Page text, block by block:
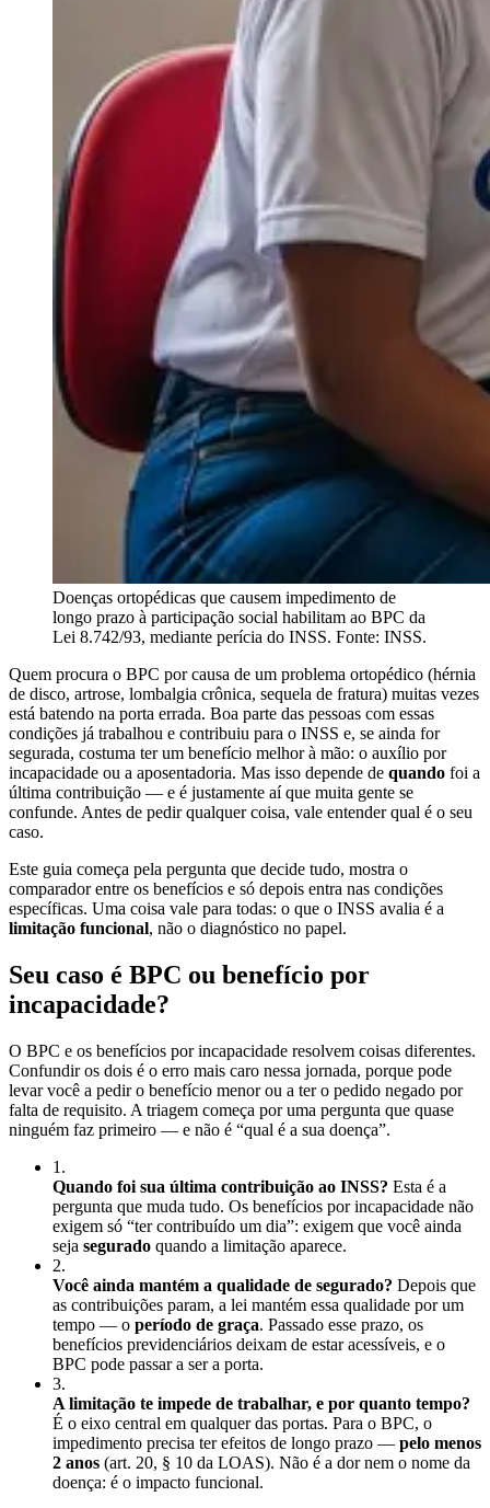
Doenças ortopédicas que causem impedimento de
longo prazo à participação social habilitam ao BPC da
Lei 8.742/93, mediante perícia do INSS. Fonte: INSS.
Quem procura o BPC por causa de um problema ortopédico (hérnia
de disco, artrose, lombalgia crônica, sequela de fratura) muitas vezes
está batendo na porta errada. Boa parte das pessoas com essas
condições já trabalhou e contribuiu para o INSS e, se ainda for
segurada, costuma ter um benefício melhor à mão: o auxílio por
incapacidade ou a aposentadoria. Mas isso depende de quando foi a
última contribuição — e é justamente aí que muita gente se
confunde. Antes de pedir qualquer coisa, vale entender qual é o seu
caso.
Este guia começa pela pergunta que decide tudo, mostra o
comparador entre os benefícios e só depois entra nas condições
específicas. Uma coisa vale para todas: o que o INSS avalia é a
limitação funcional, não o diagnóstico no papel.
Seu caso é BPC ou benefício por
incapacidade?
O BPC e os benefícios por incapacidade resolvem coisas diferentes.
Confundir os dois é o erro mais caro nessa jornada, porque pode
levar você a pedir o benefício menor ou a ter o pedido negado por
falta de requisito. A triagem começa por uma pergunta que quase
ninguém faz primeiro — e não é “qual é a sua doença”.
1 .
Quando foi sua última contribuição ao INSS? Esta é a
pergunta que muda tudo. Os benefícios por incapacidade não
exigem só “ter contribuído um dia”: exigem que você ainda
seja segurado quando a limitação aparece.
2.
Você ainda mantém a qualidade de segurado? Depois que
as contribuições param, a lei mantém essa qualidade por um
tempo — o período de graça. Passado esse prazo, os
benefícios previdenciários deixam de estar acessíveis, e o
BPC pode passar a ser a porta.
3.
A limitação te impede de trabalhar, e por quanto tempo?
É o eixo central em qualquer das portas. Para o BPC, o
impedimento precisa ter efeitos de longo prazo — pelo menos
2 anos (art. 20, § 10 da LOAS). Não é a dor nem o nome da
doença: é o impacto funcional.